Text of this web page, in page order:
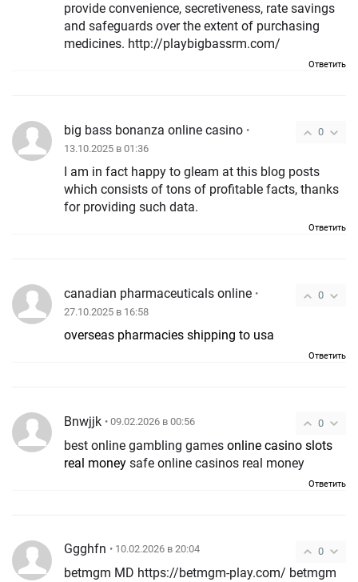
provide convenience, secretiveness, rate savings
and safeguards over the extent of purchasing
medicines. http://playbigbassrm.com/
Ответить
0
big bass bonanza online casino •
13.10.2025 в 01:36
I am in fact happy to gleam at this blog posts
which consists of tons of profitable facts, thanks
for providing such data.
Ответить
0
canadian pharmaceuticals online •
27.10.2025 в 16:58
overseas pharmacies shipping to usa
Ответить
0
Bnwjjk • 09.02.2026 в 00:56
best online gambling games online casino slots
real money safe online casinos real money
Ответить
0
Ggghfn • 10.02.2026 в 20:04
betmgm MD https://betmgm-play.com/ betmgm